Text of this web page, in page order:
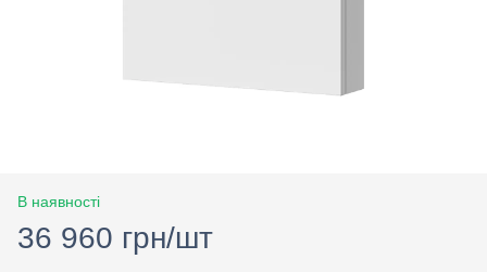
В наявності
36 960 грн/шт